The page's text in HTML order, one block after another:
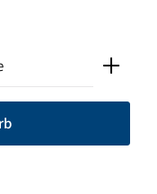
Wert ein oder